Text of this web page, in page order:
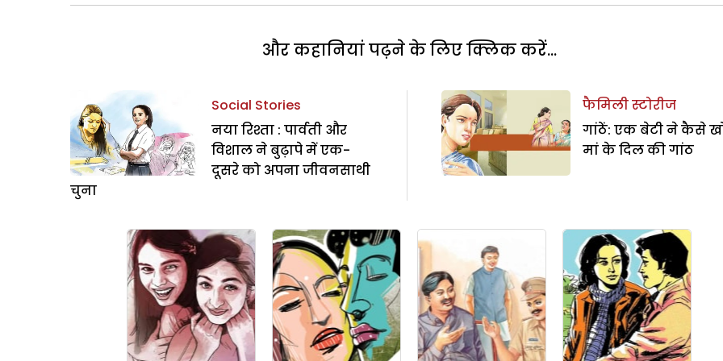
और कहानियां पढ़ने के लिए क्लिक करें...
Social Stories
नया रिश्ता : पार्वती और
विशाल ने बुढ़ापे में एक-
दूसरे को अपना जीवनसाथी
चुना
फैमिली स्टोरीज
गांठें: एक बेटी ने कैसे
मां के दिल की गांठ